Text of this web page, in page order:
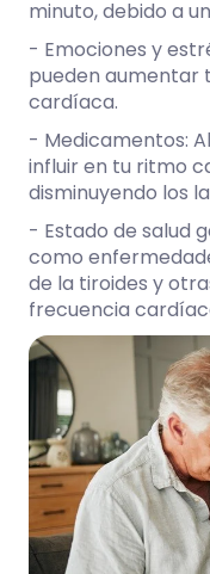
minuto, debido a
- Emociones y
pueden
cardíaca.
- Medicamentos:
influir en tu ritmo
disminuyendo los
- Estado de salud
como
de la tiroides y
frecuencia